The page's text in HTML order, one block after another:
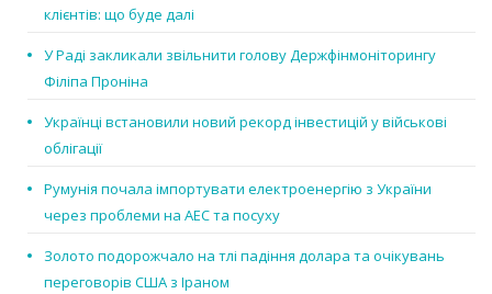
клієнтів: що буде далі
У Раді закликали звільнити голову Держфінмоніторингу
Філіпа Проніна
Українці встановили новий рекорд інвестицій у військові
облігації
Румунія почала імпортувати електроенергію з України
через проблеми на АЕС та посуху
Золото подорожчало на тлі падіння долара та очікувань
переговорів США з Іраном